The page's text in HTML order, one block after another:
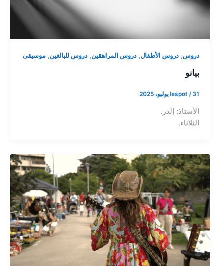
دروس, دروس الأطفال, دروس المراهقين, دروس للبالغين, موسيقى
بيانو
lespot /31 يوليو، 2025
الأستاذ: إلدر.
الثلاثاء.